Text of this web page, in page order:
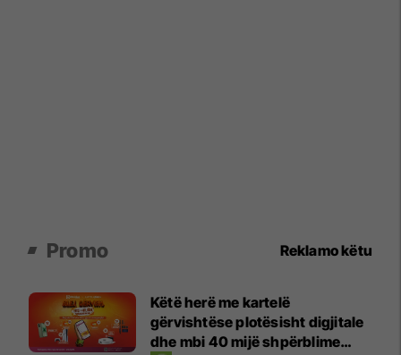
Promo Reklamo këtu
Këtë herë me kartelë
gërvishtëse plotësisht digjitale
dhe mbi 40 mijë shpërblime